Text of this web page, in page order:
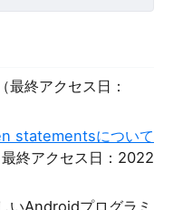
（最終アクセス日：
statementsについて
最終アクセス日：2022